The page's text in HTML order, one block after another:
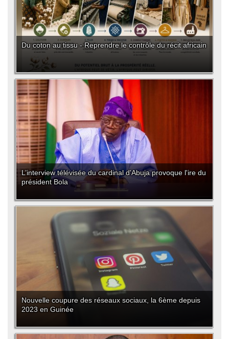
Du coton au tissu - Reprendre le contrôle du récit africain
L’interview télévisée du cardinal d'Abuja provoque l'ire du
président Bola
Nouvelle coupure des réseaux sociaux, la 6ème depuis
2023 en Guinée